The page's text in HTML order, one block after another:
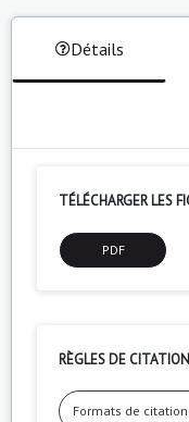
Détails
TÉLÉCHARGER LES
PDF
RÈGLES DE CITATION
Formats de